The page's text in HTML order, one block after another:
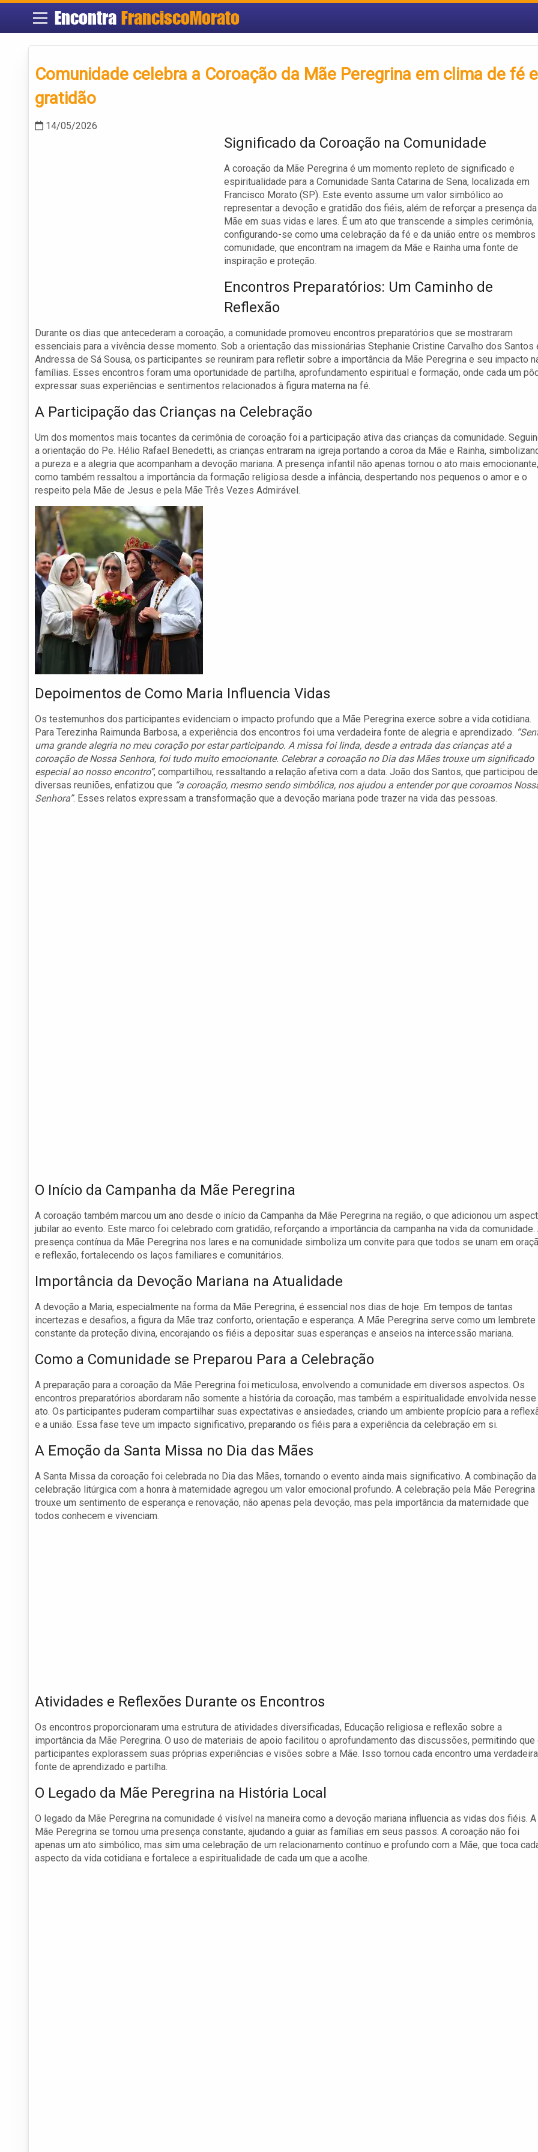
Encontra FranciscoMorato
Comunidade celebra a Coroação da Mãe Peregrina em clima de fé e
gratidão
14/05/2026
Significado da Coroação na Comunidade
A coroação da Mãe Peregrina é um momento repleto de significado e
espiritualidade para a Comunidade Santa Catarina de Sena, localizada em
Francisco Morato (SP). Este evento assume um valor simbólico ao
representar a devoção e gratidão dos fiéis, além de reforçar a presença da
Mãe em suas vidas e lares. É um ato que transcende a simples cerimônia,
configurando-se como uma celebração da fé e da união entre os membros
comunidade, que encontram na imagem da Mãe e Rainha uma fonte de
inspiração e proteção.
Encontros Preparatórios: Um Caminho de
Reflexão
Durante os dias que antecederam a coroação, a comunidade promoveu encontros preparatórios que se mostraram
essenciais para a vivência desse momento. Sob a orientação das missionárias Stephanie Cristine Carvalho dos Santos
Andressa de Sá Sousa, os participantes se reuniram para refletir sobre a importância da Mãe Peregrina e seu impacto
famílias. Esses encontros foram uma oportunidade de partilha, aprofundamento espiritual e formação, onde cada um
expressar suas experiências e sentimentos relacionados à figura materna na fé.
A Participação das Crianças na Celebração
Um dos momentos mais tocantes da cerimônia de coroação foi a participação ativa das crianças da comunidade.
a orientação do Pe. Hélio Rafael Benedetti, as crianças entraram na igreja portando a coroa da Mãe e Rainha,
a pureza e a alegria que acompanham a devoção mariana. A presença infantil não apenas tornou o ato mais emocionante,
como também ressaltou a importância da formação religiosa desde a infância, despertando nos pequenos o amor e o
respeito pela Mãe de Jesus e pela Mãe Três Vezes Admirável.
Depoimentos de Como Maria Influencia Vidas
Os testemunhos dos participantes evidenciam o impacto profundo que a Mãe Peregrina exerce sobre a vida cotidiana.
Para Terezinha Raimunda Barbosa, a experiência dos encontros foi uma verdadeira fonte de alegria e aprendizado.
uma grande alegria no meu coração por estar participando. A missa foi linda, desde a entrada das crianças até a
coroação de Nossa Senhora, foi tudo muito emocionante. Celebrar a coroação no Dia das Mães trouxe um significado
especial ao nosso encontro”, compartilhou, ressaltando a relação afetiva com a data. João dos Santos, que participou de
diversas reuniões, enfatizou que “a coroação, mesmo sendo simbólica, nos ajudou a entender por que coroamos
Senhora”. Esses relatos expressam a transformação que a devoção mariana pode trazer na vida das pessoas.
O Início da Campanha da Mãe Peregrina
A coroação também marcou um ano desde o início da Campanha da Mãe Peregrina na região, o que adicionou um
jubilar ao evento. Este marco foi celebrado com gratidão, reforçando a importância da campanha na vida da comunidade.
presença contínua da Mãe Peregrina nos lares e na comunidade simboliza um convite para que todos se unam em
e reflexão, fortalecendo os laços familiares e comunitários.
Importância da Devoção Mariana na Atualidade
A devoção a Maria, especialmente na forma da Mãe Peregrina, é essencial nos dias de hoje. Em tempos de tantas
incertezas e desafios, a figura da Mãe traz conforto, orientação e esperança. A Mãe Peregrina serve como um lembrete
constante da proteção divina, encorajando os fiéis a depositar suas esperanças e anseios na intercessão mariana.
Como a Comunidade se Preparou Para a Celebração
A preparação para a coroação da Mãe Peregrina foi meticulosa, envolvendo a comunidade em diversos aspectos. Os
encontros preparatórios abordaram não somente a história da coroação, mas também a espiritualidade envolvida nesse
ato. Os participantes puderam compartilhar suas expectativas e ansiedades, criando um ambiente propício para a
e a união. Essa fase teve um impacto significativo, preparando os fiéis para a experiência da celebração em si.
A Emoção da Santa Missa no Dia das Mães
A Santa Missa da coroação foi celebrada no Dia das Mães, tornando o evento ainda mais significativo. A combinação da
celebração litúrgica com a honra à maternidade agregou um valor emocional profundo. A celebração pela Mãe Peregrina
trouxe um sentimento de esperança e renovação, não apenas pela devoção, mas pela importância da maternidade que
todos conhecem e vivenciam.
Atividades e Reflexões Durante os Encontros
Os encontros proporcionaram uma estrutura de atividades diversificadas, Educação religiosa e reflexão sobre a
importância da Mãe Peregrina. O uso de materiais de apoio facilitou o aprofundamento das discussões, permitindo que
participantes explorassem suas próprias experiências e visões sobre a Mãe. Isso tornou cada encontro uma verdadeira
fonte de aprendizado e partilha.
O Legado da Mãe Peregrina na História Local
O legado da Mãe Peregrina na comunidade é visível na maneira como a devoção mariana influencia as vidas dos fiéis. A
Mãe Peregrina se tornou uma presença constante, ajudando a guiar as famílias em seus passos. A coroação não foi
apenas um ato simbólico, mas sim uma celebração de um relacionamento contínuo e profundo com a Mãe, que toca
aspecto da vida cotidiana e fortalece a espiritualidade de cada um que a acolhe.